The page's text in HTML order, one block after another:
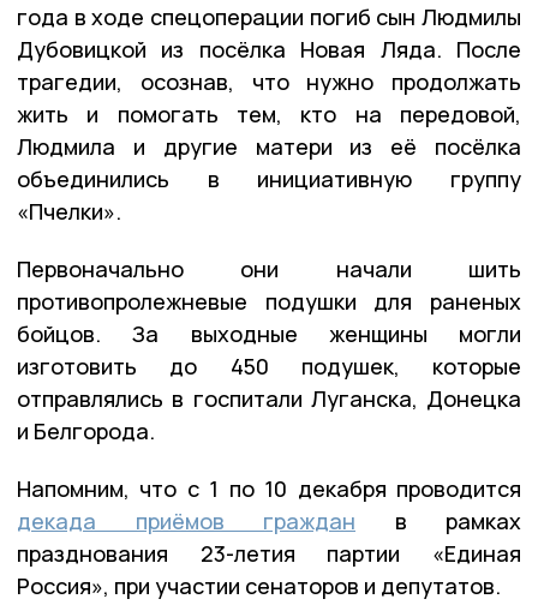
года в ходе спецоперации погиб сын Людмилы
Дубовицкой из посёлка Новая Ляда. После
трагедии, осознав, что нужно продолжать
жить и помогать тем, кто на передовой,
Людмила и другие матери из её посёлка
объединились в инициативную группу
«Пчелки».
Первоначально они начали шить
противопролежневые подушки для раненых
бойцов. За выходные женщины могли
изготовить до 450 подушек, которые
отправлялись в госпитали Луганска, Донецка
и Белгорода.
Напомним, что с 1 по 10 декабря проводится
декада приёмов граждан в рамках
празднования 23-летия партии «Единая
Россия», при участии сенаторов и депутатов.